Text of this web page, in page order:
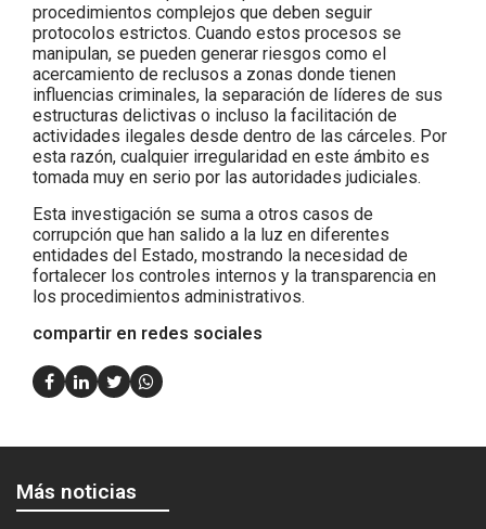
procedimientos complejos que deben seguir
protocolos estrictos. Cuando estos procesos se
manipulan, se pueden generar riesgos como el
acercamiento de reclusos a zonas donde tienen
influencias criminales, la separación de líderes de sus
estructuras delictivas o incluso la facilitación de
actividades ilegales desde dentro de las cárceles. Por
esta razón, cualquier irregularidad en este ámbito es
tomada muy en serio por las autoridades judiciales.
Esta investigación se suma a otros casos de
corrupción que han salido a la luz en diferentes
entidades del Estado, mostrando la necesidad de
fortalecer los controles internos y la transparencia en
los procedimientos administrativos.
compartir en redes sociales
Más noticias